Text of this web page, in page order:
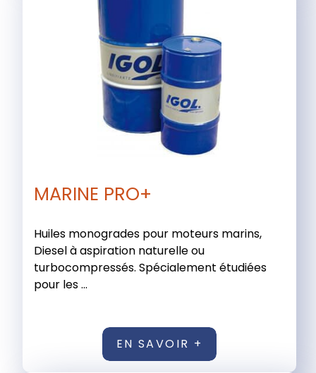
MARINE PRO+
Huiles monogrades pour moteurs marins,
Diesel à aspiration naturelle ou
turbocompressés. Spécialement étudiées
pour les ...
EN SAVOIR +